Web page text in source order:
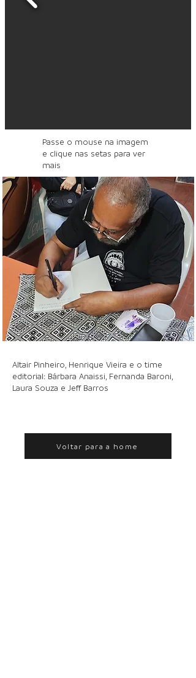
Passe o mouse na imagem
e clique nas setas para ver
mais
Altair Pinheiro, Henrique Vieira e o time
editorial: Bárbara Anaissi, Fernanda Baroni,
Laura Souza e Jeff Barros
Voltar para a home